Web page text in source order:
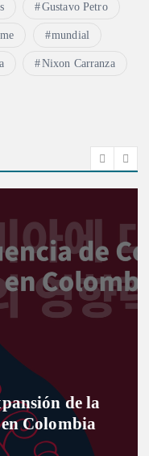
Gustavo Petro
mundial
Nixon Carranza
de la
Colombia